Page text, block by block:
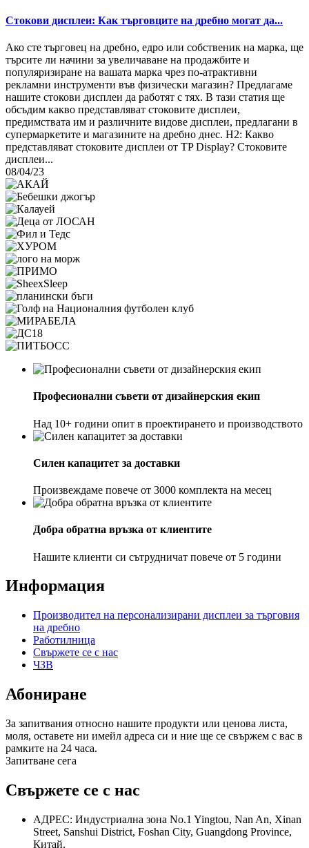
Стокови дисплеи: Как търговците на дребно могат да...
Ако сте търговец на дребно, едро или собственик на марка, ще
търсите ли начини за увеличаване на продажбите и
популяризиране на вашата марка чрез по-атрактивни
рекламни инструменти във физически магазин? Предлагаме
нашите стокови дисплеи да работят с тях. В тази статия ще
обсъдим какво представляват стоковите дисплеи,
предимствата им и различните видове дисплеи, предлагани в
супермаркетите и магазините на дребно днес. H2: Какво
представляват стоковите дисплеи от TP Display? Стоковите
дисплеи...
08/04/23
Професионални съвети от дизайнерския екип
Над 10+ години опит в проектирането и производството
Силен капацитет за доставки
Произвеждаме повече от 3000 комплекта на месец
Добра обратна връзка от клиентите
Нашите клиенти си сътрудничат повече от 5 години
Информация
Производител на персонализирани дисплеи за търговия
на дребно
Работилница
Свържете се с нас
ЧЗВ
Абониране
За запитвания относно нашите продукти или ценова листа,
моля, оставете ни имейл адреса си и ние ще се свържем с вас в
рамките на 24 часа.
Запитване сега
Свържете се с нас
АДРЕС: Индустриална зона No.1 Yingtou, Nan An, Xinan
Street, Sanshui District, Foshan City, Guangdong Province,
Китай.